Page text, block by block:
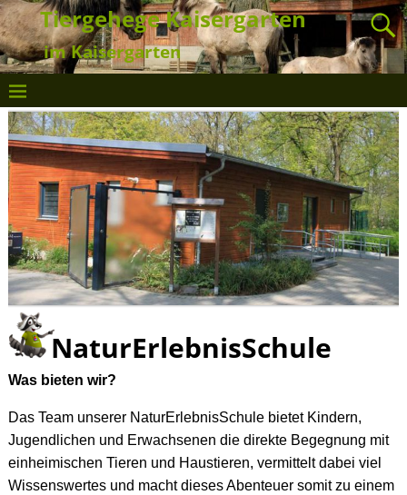
Tiergehege Kaisergarten
im Kaisergarten
NaturErlebnisSchule
Was bieten wir?
Das Team unserer NaturErlebnisSchule bietet Kindern,
Jugendlichen und Erwachsenen die direkte Begegnung mit
einheimischen Tieren und Haustieren, vermittelt dabei viel
Wissenswertes und macht dieses Abenteuer somit zu einem